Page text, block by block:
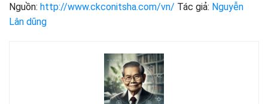
Nguồn: http://www.ckconitsha.com/vn/ Tác giả: Nguyễn
Lân dũng